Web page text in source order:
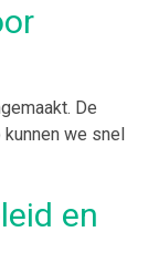
De
we snel
en